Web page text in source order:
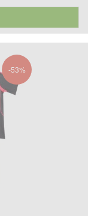
-53%